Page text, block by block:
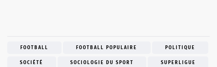
FOOTBALL FOOTBALL POPULAIRE POLITIQUE
SOCIÉTÉ SOCIOLOGIE DU SPORT SUPERLIGUE